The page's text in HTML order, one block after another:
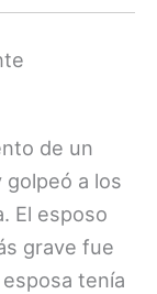
de un
a los
El esposo
grave fue
tenía